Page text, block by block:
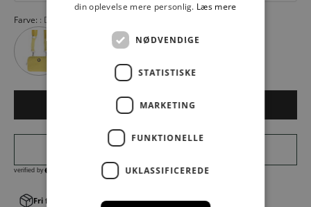
Farve: DRESS BLUE
Udsolgt
Fri fragt v. køb over 499,00 kr.│Levering 1-3 hverdage
din oplevelse mere personlig. Læs mere
NØDVENDIGE
STATISTISKE
MARKETING
FUNKTIONELLE
UKLASSIFICEREDE